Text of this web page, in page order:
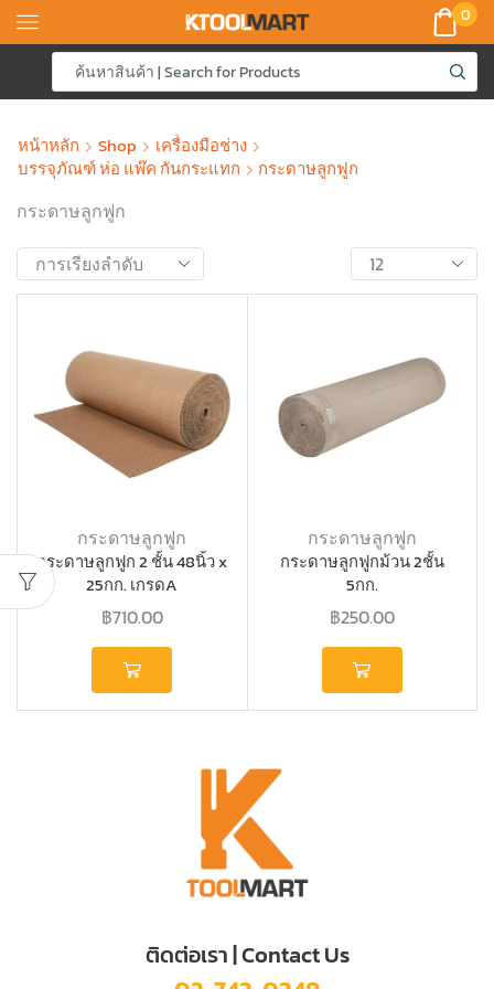
0
หน้าหลัก Shop
เครื่องมือช่าง
บรรจุภัณฑ์ ห่อ แพ๊ค กันกระแทก
กระดาษลูกฟูก
กระดาษลูกฟูก
กระดาษลูกฟูก
กระดาษลูกฟูก 2 ชั้น 48นิ้ว x
25กก. เกรดA
฿710.00
กระดาษลูกฟูก
กระดาษลูกฟูกม้วน 2ชั้น
5กก.
฿250.00
ติดต่อเรา | Contact Us